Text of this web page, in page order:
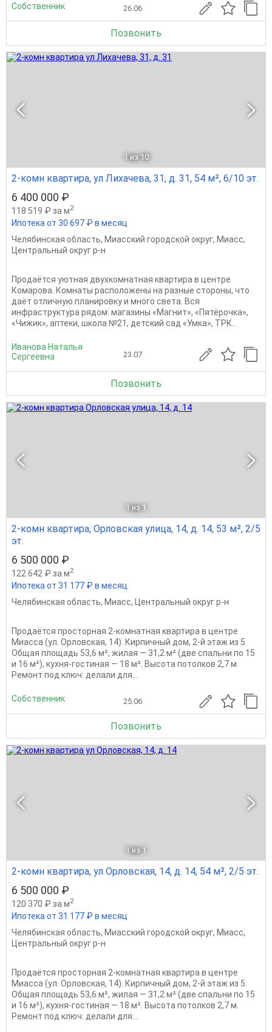
Собственник 26.06
Позвонить
1 из 10
2-комн квартира, ул Лихачева, 31, д. 31, 54 м², 6/10 эт.
6 400 000 ₽
118 519 ₽ за м2
Ипотека от 30 697 ₽ в месяц
Челябинская область, Миасский городской округ, Миасс,
Центральный округ р-н
Продаётся уютная двухкомнатная квартира в центре
Комарова. Комнаты расположены на разные стороны, что
даёт отличную планировку и много света. Вся
инфраструктура рядом: магазины «Магнит», «Пятёрочка»,
«Чижик», аптеки, школа №21, детский сад «Умка», ТРК...
Иванова Наталья
Сергеевна
23.07
Позвонить
1 из 1
2-комн квартира, Орловская улица, 14, д. 14, 53 м², 2/5
эт.
6 500 000 ₽
122 642 ₽ за м2
Ипотека от 31 177 ₽ в месяц
Челябинская область, Миасс, Центральный округ р-н
Продаётся просторная 2-комнатная квартира в центре
Миасса (ул. Орловская, 14). Кирпичный дом, 2-й этаж из 5.
Общая площадь 53,6 м², жилая — 31,2 м² (две спальни по 15
и 16 м²), кухня-гостиная — 18 м². Высота потолков 2,7 м.
Ремонт под ключ: делали для...
Собственник 25.06
Позвонить
1 из 1
2-комн квартира, ул Орловская, 14, д. 14, 54 м², 2/5 эт.
6 500 000 ₽
120 370 ₽ за м2
Ипотека от 31 177 ₽ в месяц
Челябинская область, Миасский городской округ, Миасс,
Центральный округ р-н
Продаётся просторная 2-комнатная квартира в центре
Миасса (ул. Орловская, 14). Кирпичный дом, 2-й этаж из 5.
Общая площадь 53,6 м², жилая — 31,2 м² (две спальни по 15
и 16 м²), кухня-гостиная — 18 м². Высота потолков 2,7 м.
Ремонт под ключ: делали для...